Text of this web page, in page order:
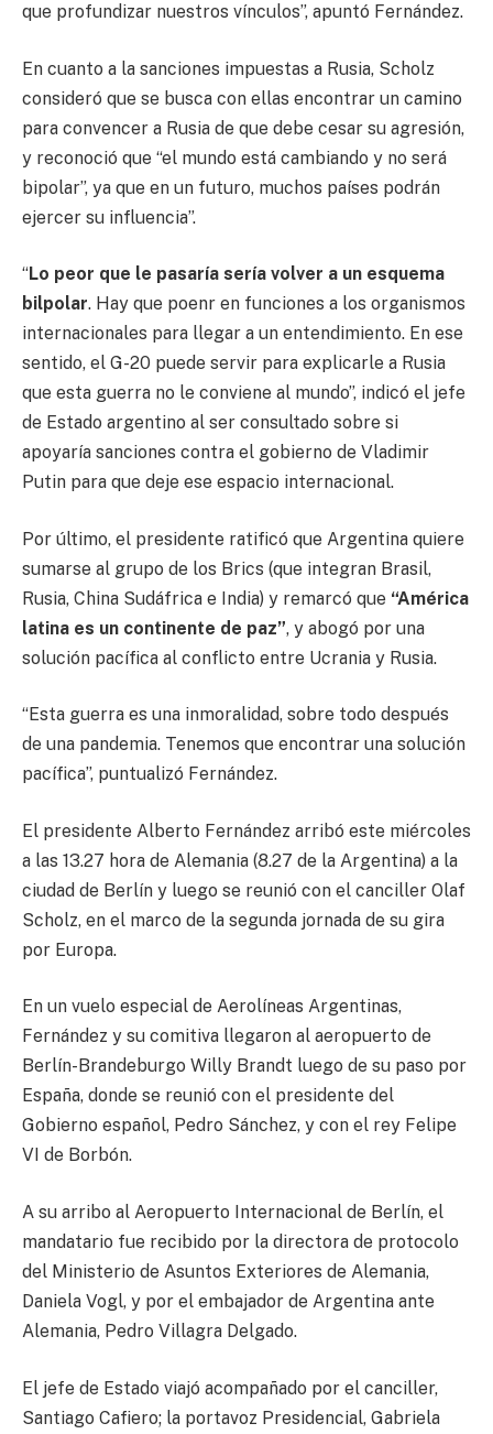
que profundizar nuestros vínculos”, apuntó Fernández.
En cuanto a la sanciones impuestas a Rusia, Scholz
consideró que se busca con ellas encontrar un camino
para convencer a Rusia de que debe cesar su agresión,
y reconoció que “el mundo está cambiando y no será
bipolar”, ya que en un futuro, muchos países podrán
ejercer su influencia”.
“Lo peor que le pasaría sería volver a un esquema
bilpolar. Hay que poenr en funciones a los organismos
internacionales para llegar a un entendimiento. En ese
sentido, el G-20 puede servir para explicarle a Rusia
que esta guerra no le conviene al mundo”, indicó el jefe
de Estado argentino al ser consultado sobre si
apoyaría sanciones contra el gobierno de Vladimir
Putin para que deje ese espacio internacional.
Por último, el presidente ratificó que Argentina quiere
sumarse al grupo de los Brics (que integran Brasil,
Rusia, China Sudáfrica e India) y remarcó que “América
latina es un continente de paz”, y abogó por una
solución pacífica al conflicto entre Ucrania y Rusia.
“Esta guerra es una inmoralidad, sobre todo después
de una pandemia. Tenemos que encontrar una solución
pacífica”, puntualizó Fernández.
El presidente Alberto Fernández arribó este miércoles
a las 13.27 hora de Alemania (8.27 de la Argentina) a la
ciudad de Berlín y luego se reunió con el canciller Olaf
Scholz, en el marco de la segunda jornada de su gira
por Europa.
En un vuelo especial de Aerolíneas Argentinas,
Fernández y su comitiva llegaron al aeropuerto de
Berlín-Brandeburgo Willy Brandt luego de su paso por
España, donde se reunió con el presidente del
Gobierno español, Pedro Sánchez, y con el rey Felipe
VI de Borbón.
A su arribo al Aeropuerto Internacional de Berlín, el
mandatario fue recibido por la directora de protocolo
del Ministerio de Asuntos Exteriores de Alemania,
Daniela Vogl, y por el embajador de Argentina ante
Alemania, Pedro Villagra Delgado.
El jefe de Estado viajó acompañado por el canciller,
Santiago Cafiero; la portavoz Presidencial, Gabriela